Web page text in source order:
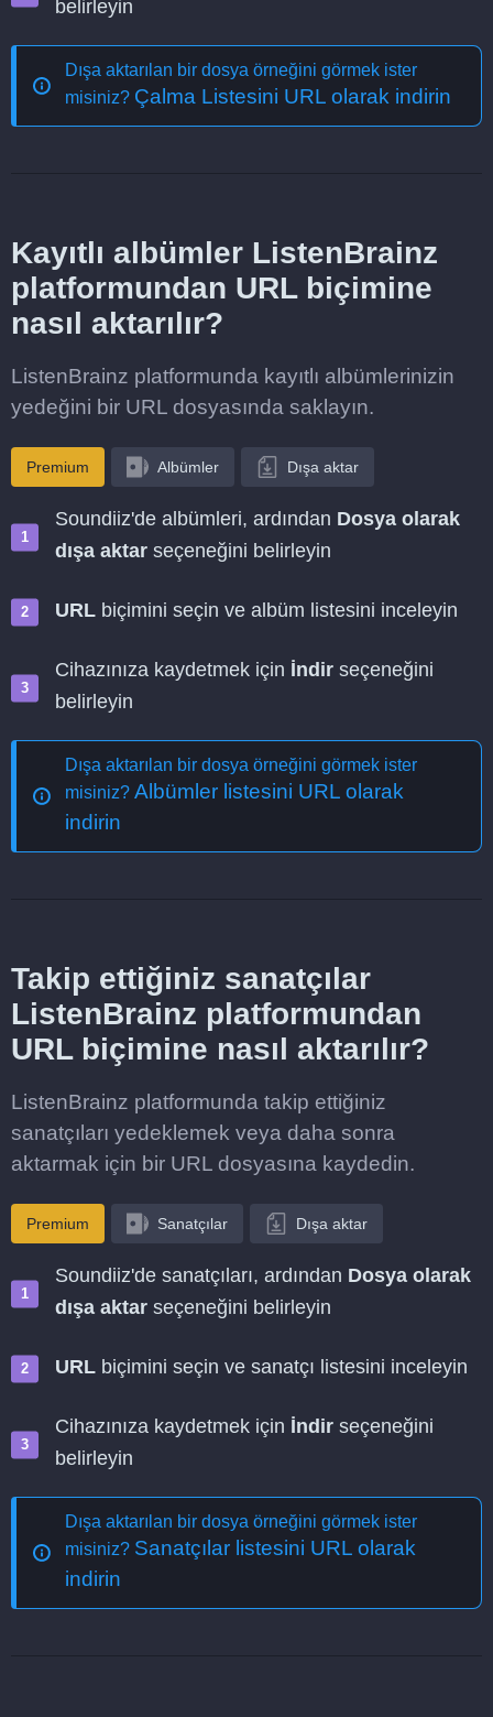
belirleyin
Dışa aktarılan bir dosya örneğini görmek ister
misiniz? Çalma Listesini URL olarak indirin
Kayıtlı albümler ListenBrainz
platformundan URL biçimine
nasıl aktarılır?
ListenBrainz platformunda kayıtlı albümlerinizin
yedeğini bir URL dosyasında saklayın.
Premium Albümler Dışa aktar
Soundiiz'de albümleri, ardından Dosya olarak
dışa aktar seçeneğini belirleyin
URL biçimini seçin ve albüm listesini inceleyin
Cihazınıza kaydetmek için İndir seçeneğini
belirleyin
Dışa aktarılan bir dosya örneğini görmek ister
misiniz? Albümler listesini URL olarak
indirin
Takip ettiğiniz sanatçılar
ListenBrainz platformundan
URL biçimine nasıl aktarılır?
ListenBrainz platformunda takip ettiğiniz
sanatçıları yedeklemek veya daha sonra
aktarmak için bir URL dosyasına kaydedin.
Premium Sanatçılar Dışa aktar
Soundiiz'de sanatçıları, ardından Dosya olarak
dışa aktar seçeneğini belirleyin
URL biçimini seçin ve sanatçı listesini inceleyin
Cihazınıza kaydetmek için İndir seçeneğini
belirleyin
Dışa aktarılan bir dosya örneğini görmek ister
misiniz? Sanatçılar listesini URL olarak
indirin